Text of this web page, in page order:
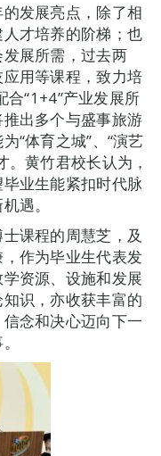
发展亮点，除了相
才培养的阶梯；也
展所需，过去两
用等课程，致力培
合“1+4”产业发展所
出多个与盛事旅游
“体育之城”、“演艺
。黄竹君校长认为，
业生能紧扣时代脉
遇。
课程的周慧芝，及
作为毕业生代表发
资源、设施和发展
识，亦收获丰富的
念和决心迈向下一